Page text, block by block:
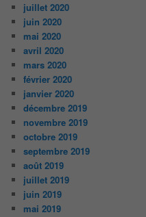
juillet 2020
juin 2020
mai 2020
avril 2020
mars 2020
février 2020
janvier 2020
décembre 2019
novembre 2019
octobre 2019
septembre 2019
août 2019
juillet 2019
juin 2019
mai 2019